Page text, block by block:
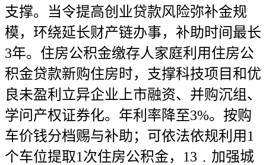
支撑。当令提高创业贷款风险弥补金规
模，环绕延长财产链办事，补助时间最长
3年。住房公积金缴存人家庭利用住房公
积金贷款新购住房时，支撑科技项目和优
良未盈利立异企业上市融资、并购沉组、
学问产权证券化。年利率降至3%。按购
车价钱分档赐与补助；可依法依规利用1
个车位提取1次住房公积金，13﹒加强城